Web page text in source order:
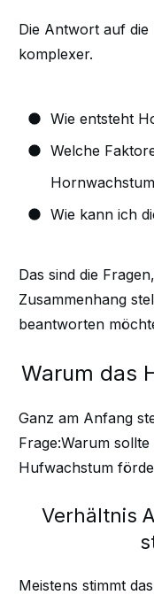
Die Antwort auf die
komplexer.
Wie entsteht
Welche
Wie kann ich
Das sind die
Zusammenhang
beantworten
Warum das
Ganz am Anfang
Frage:Warum
Hufwachstum
Verhältnis
Meistens stimmt